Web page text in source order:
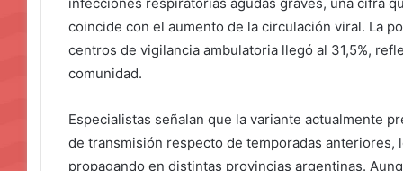
coincide con el aumento de la circulación viral. La
centros de vigilancia ambulatoria llegó al 31,5%,
comunidad.
Especialistas señalan que la variante actualmente
de transmisión respecto de temporadas anteriores,
propagando en distintas provincias argentinas.